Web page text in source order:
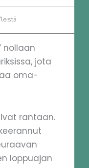
nollaan
jota
oma-
rantaan.
loppuajan